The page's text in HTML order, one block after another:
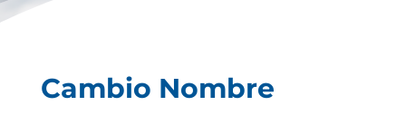
Cambio Nombre